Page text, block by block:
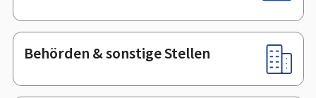
Behörden & sonstige Stellen